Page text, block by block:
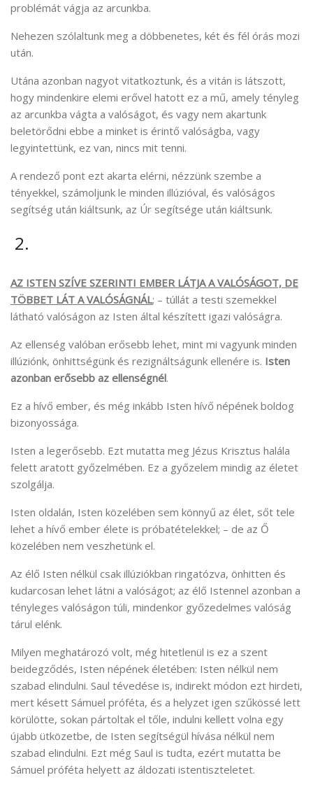
problémát vágja az arcunkba.
Nehezen szólaltunk meg a döbbenetes, két és fél órás mozi
után.
Utána azonban nagyot vitatkoztunk, és a vitán is látszott,
hogy mindenkire elemi erővel hatott ez a mű, amely tényleg
az arcunkba vágta a valóságot, és vagy nem akartunk
beletörődni ebbe a minket is érintő valóságba, vagy
legyintettünk, ez van, nincs mit tenni.
A rendező pont ezt akarta elérni, nézzünk szembe a
tényekkel, számoljunk le minden illúzióval, és valóságos
segítség után kiáltsunk, az Úr segítsége után kiáltsunk.
2.
AZ ISTEN SZÍVE SZERINTI EMBER LÁTJA A VALÓSÁGOT, DE
TÖBBET LÁT A VALÓSÁGNÁL; – túllát a testi szemekkel
látható valóságon az Isten által készített igazi valóságra.
Az ellenség valóban erősebb lehet, mint mi vagyunk minden
illúziónk, önhittségünk és rezignáltságunk ellenére is. Isten
azonban erősebb az ellenségnél.
Ez a hívő ember, és még inkább Isten hívő népének boldog
bizonyossága.
Isten a legerősebb. Ezt mutatta meg Jézus Krisztus halála
felett aratott győzelmében. Ez a győzelem mindig az életet
szolgálja.
Isten oldalán, Isten közelében sem könnyű az élet, sőt tele
lehet a hívő ember élete is próbatételekkel; – de az Ő
közelében nem veszhetünk el.
Az élő Isten nélkül csak illúziókban ringatózva, önhitten és
kudarcosan lehet látni a valóságot; az élő Istennel azonban a
tényleges valóságon túli, mindenkor győzedelmes valóság
tárul elénk.
Milyen meghatározó volt, még hitetlenül is ez a szent
beidegződés, Isten népének életében: Isten nélkül nem
szabad elindulni. Saul tévedése is, indirekt módon ezt hirdeti,
mert késett Sámuel próféta, és a helyzet igen szűkössé lett
körülötte, sokan pártoltak el tőle, indulni kellett volna egy
újabb ütközetbe, de Isten segítségül hívása nélkül nem
szabad elindulni. Ezt még Saul is tudta, ezért mutatta be
Sámuel próféta helyett az áldozati istentiszteletet.